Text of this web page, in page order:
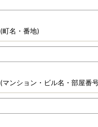
(町名・番地)
(マンション・ビル名・部屋番